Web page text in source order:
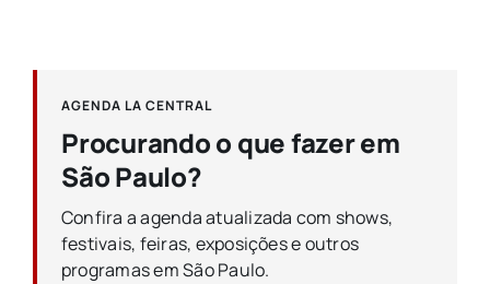
AGENDA LA CENTRAL
Procurando o que fazer em
São Paulo?
Confira a agenda atualizada com shows,
festivais, feiras, exposições e outros
programas em São Paulo.